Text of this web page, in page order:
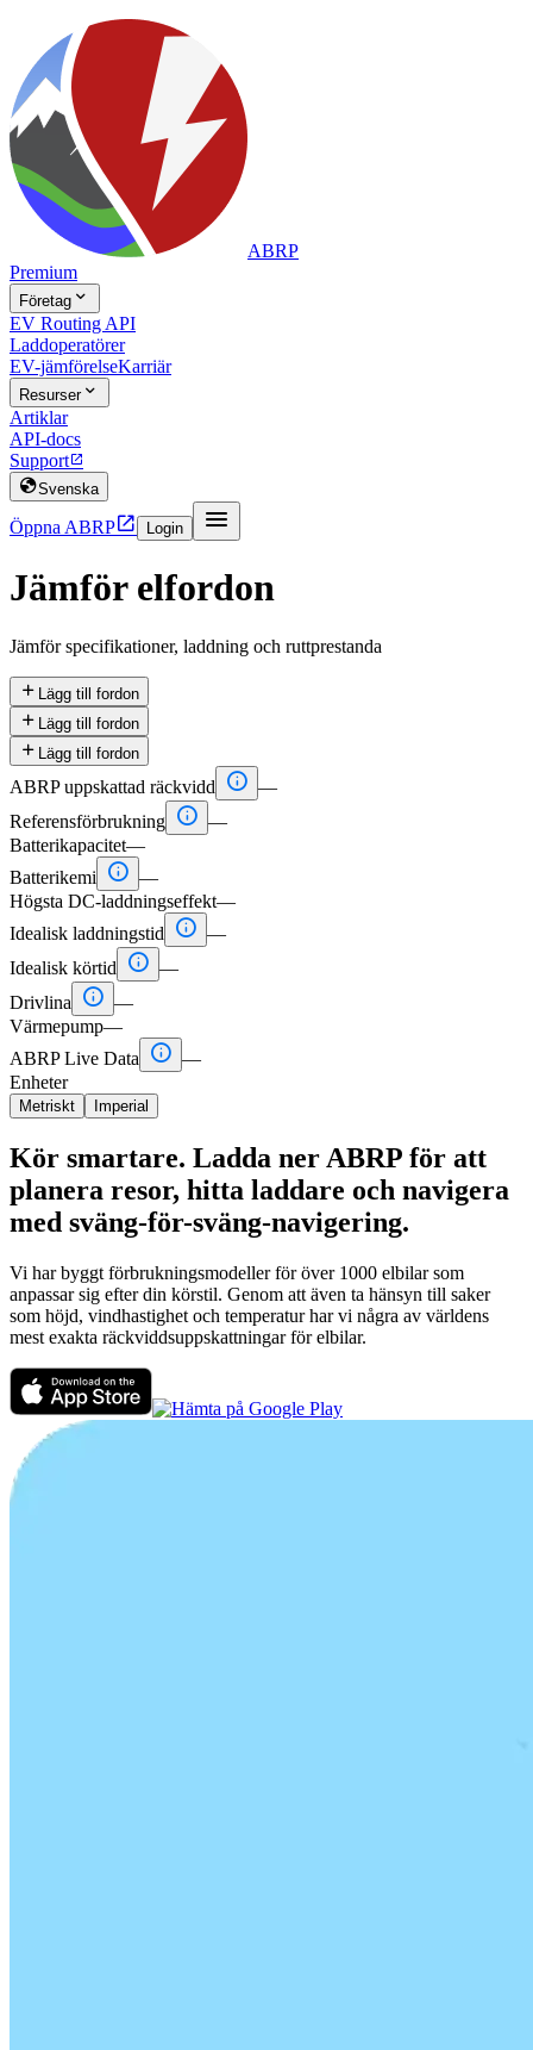
ABRP
Premium
Företag 
EV Routing API
Laddoperatörer
EV-jämförelseKarriär
Resurser
Artiklar
API-docs
Support
Svenska
Öppna ABRP Login 
Jämför elfordon
Jämför specifikationer, laddning och ruttprestanda
 Lägg till fordon
 Lägg till fordon
 Lägg till fordon
ABRP uppskattad räckvidd  —
Referensförbrukning  —
Batterikapacitet—
Batterikemi
 —
Högsta DC-laddningseffekt—
Idealisk laddningstid
 —
Idealisk körtid
 —
Drivlina
 —
Värmepump—
ABRP Live Data
 —
Enheter
Metriskt Imperial
Kör smartare. Ladda ner ABRP för att
planera resor, hitta laddare och navigera
med sväng-för-sväng-navigering.
Vi har byggt förbrukningsmodeller för över 1000 elbilar som
anpassar sig efter din körstil. Genom att även ta hänsyn till saker
som höjd, vindhastighet och temperatur har vi några av världens
mest exakta räckviddsuppskattningar för elbilar.